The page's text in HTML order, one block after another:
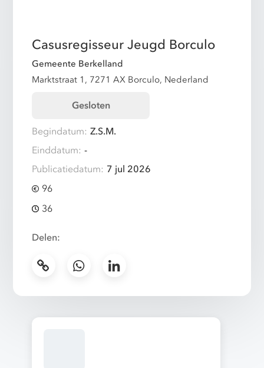
Casusregisseur Jeugd Borculo
Gemeente Berkelland
Marktstraat 1, 7271 AX Borculo, Nederland
Gesloten
Begindatum: Z.S.M.
Einddatum: -
Publicatiedatum: 7 jul 2026
96
36
Delen: